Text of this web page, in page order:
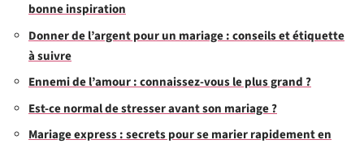
bonne inspiration
Donner de l’argent pour un mariage : conseils et étiquette
à suivre
Ennemi de l’amour : connaissez-vous le plus grand ?
Est-ce normal de stresser avant son mariage ?
Mariage express : secrets pour se marier rapidement en